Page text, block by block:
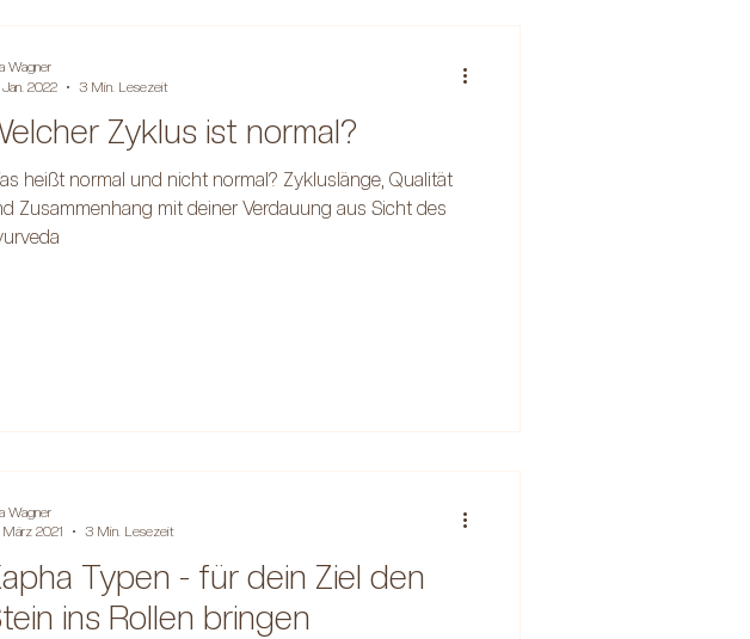
Zyklus ist normal?
heißt normal und nicht normal? Zykluslänge, Qualität
Zusammenhang mit deiner Verdauung aus Sicht des
Wagner
Jan. 2022
3 Min. Lesezeit
Typen - für dein Ziel den
ins Rollen bringen
Wagner
März 2021
3 Min. Lesezeit